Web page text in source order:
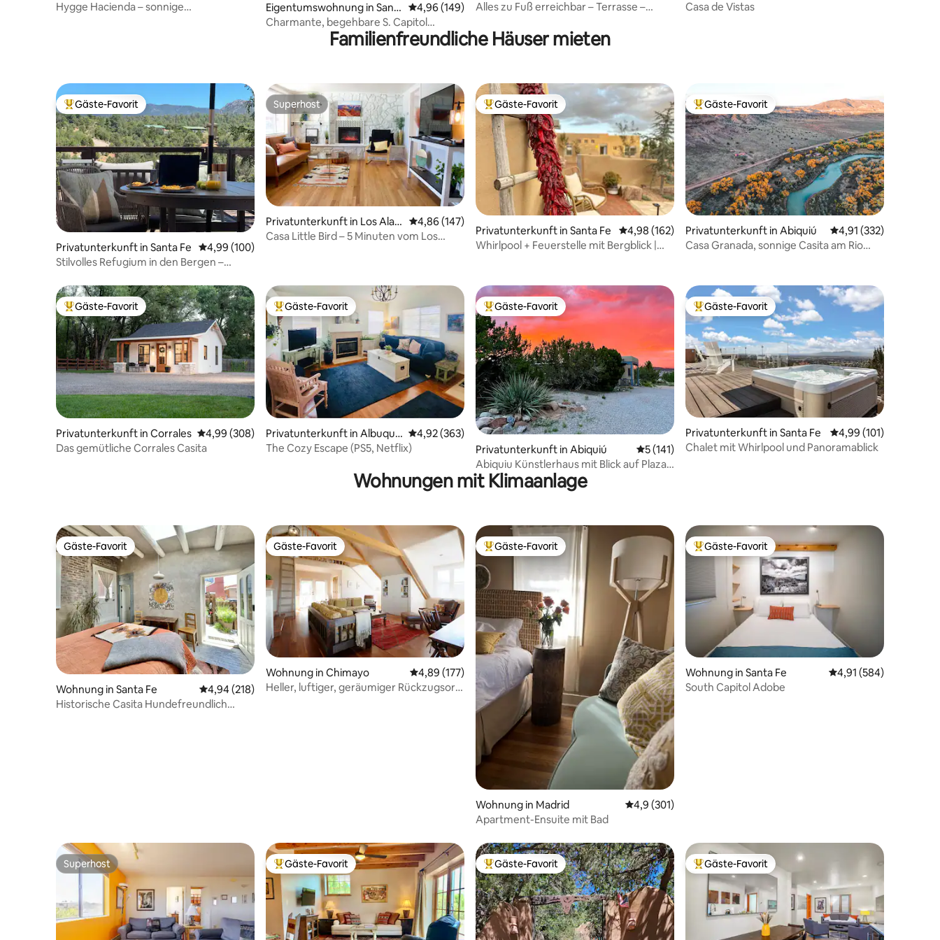
Fe
Hygge Hacienda – sonnige
Eigentumswohnung in Sant
a Fe
Durchschnittliche Bewertung: 4,96 von 5, 149 Bewertungen
4,96 (149)
Charmante, begehbare S. Capitol
Eigentumswohnung!
Fe
Alles zu Fuß erreichbar – Terrasse –
Fe
Casa de Vistas
Familienfreundliche Häuser mieten
Beliebter Gäste-Favorit.
Gäste-Favorit
Privatunterkunft in Santa Fe Durchschnittliche Bewertung: 4,99 von 5, 100 Bewertungen
4,99 (100)
Stilvolles Refugium in den Bergen –
Superhost
Superhost
Privatunterkunft in Los Ala
mos
Durchschnittliche Bewertung: 4,86 von 5, 147 Bewertungen
4,86 (147)
Casa Little Bird – 5 Minuten vom Los
Beliebter Gäste-Favorit.
Gäste-Favorit
Privatunterkunft in Santa Fe Durchschnittliche Bewertung: 4,98 von 5, 162 Bewertungen
4,98 (162)
Whirlpool + Feuerstelle mit Bergblick |
Beliebter Gäste-Favorit.
Gäste-Favorit
Privatunterkunft in Abiquiú Durchschnittliche
4,91 (332)
Casa Granada, sonnige Casita am Rio
Beliebter Gäste-Favorit.
Gäste-Favorit
Privatunterkunft in Corrales Durchschnittliche Bewertung: 4,99 von 5, 308 Bewertungen
4,99 (308)
Das gemütliche Corrales Casita
Beliebter Gäste-Favorit.
Gäste-Favorit
Privatunterkunft in Albuque
rque
Durchschnittliche Bewertung: 4,92 von 5, 363 Bewertungen
4,92 (363)
The Cozy Escape (PS5, Netflix)
Beliebter Gäste-Favorit.
Gäste-Favorit
Privatunterkunft in Abiquiú Durchschnittliche Bewertung: 5 von 5, 141 Bewertungen
5 (141)
Abiquiu Künstlerhaus mit Blick auf Plaza
Blanca
Beliebter Gäste-Favorit.
Gäste-Favorit
Privatunterkunft in Santa Fe Durchschnittliche
4,99 (101)
Chalet mit Whirlpool und Panoramablick
Wohnungen mit Klimaanlage
Gäste-Favorit
Gäste-Favorit
Wohnung in Santa Fe Durchschnittliche Bewertung: 4,94 von 5, 218 Bewertungen
4,94 (218)
Historische Casita Hundefreundlich
Gäste-Favorit
Gäste-Favorit
Wohnung in Chimayo Durchschnittliche Bewertung: 4,89 von 5, 177 Bewertungen
4,89 (177)
Heller, luftiger, geräumiger Rückzugsort
Beliebter Gäste-Favorit.
Gäste-Favorit
Wohnung in Madrid Durchschnittliche Bewertung: 4,9 von 5, 301 Bewertungen
4,9 (301)
Apartment-Ensuite mit Bad
Beliebter Gäste-Favorit.
Gäste-Favorit
Wohnung in Santa Fe Durchschnittliche
4,91 (584)
South Capitol Adobe
Superhost
Superhost Beliebter Gäste-Favorit.
Gäste-Favorit Beliebter Gäste-Favorit.
Gäste-Favorit Beliebter Gäste-Favorit.
Gäste-Favorit